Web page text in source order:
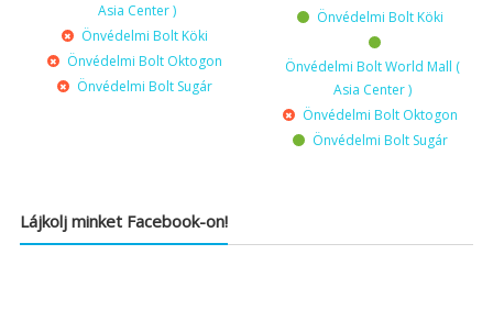
Asia Center )
Önvédelmi Bolt Köki
Önvédelmi Bolt Oktogon
Önvédelmi Bolt Sugár
Önvédelmi Bolt Köki
Önvédelmi Bolt World Mall (
Asia Center )
Önvédelmi Bolt Oktogon
Önvédelmi Bolt Sugár
Lájkolj minket Facebook-on!